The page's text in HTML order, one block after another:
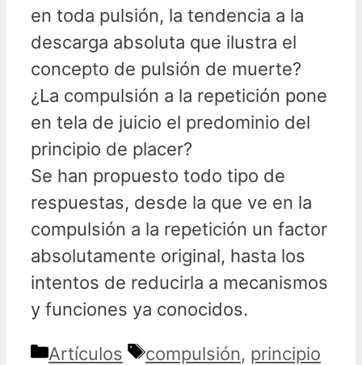
en toda pulsión, la tendencia a la
descarga absoluta que ilustra el
concepto de pulsión de muerte?
¿La compulsión a la repetición pone
en tela de juicio el predominio del
principio de placer?
Se han propuesto todo tipo de
respuestas, desde la que ve en la
compulsión a la repetición un factor
absolutamente original, hasta los
intentos de reducirla a mecanismos
y funciones ya conocidos.
Categorías
Artículos Etiquetas
compulsión, principio